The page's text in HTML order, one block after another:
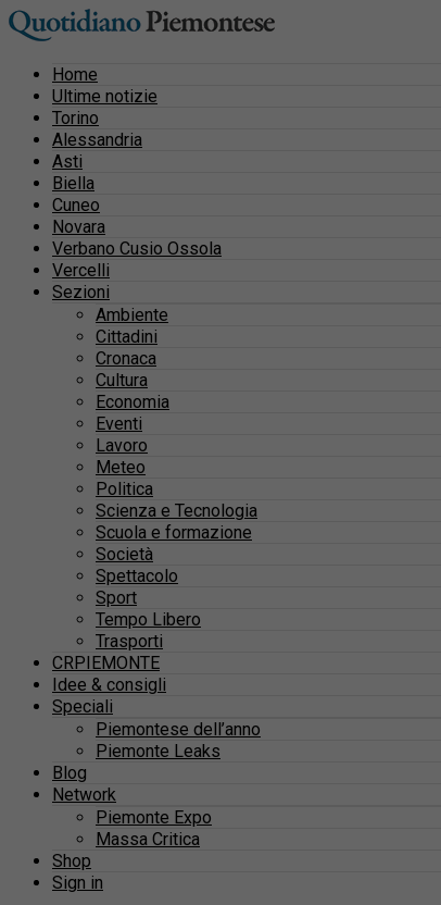
Home
Ultime notizie
Torino
Alessandria
Asti
Biella
Cuneo
Novara
Verbano Cusio Ossola
Vercelli
Sezioni
Ambiente
Cittadini
Cronaca
Cultura
Economia
Eventi
Lavoro
Meteo
Politica
Scienza e Tecnologia
Scuola e formazione
Società
Spettacolo
Sport
Tempo Libero
Trasporti
CRPIEMONTE
Idee & consigli
Speciali
Piemontese dell’anno
Piemonte Leaks
Blog
Network
Piemonte Expo
Massa Critica
Shop
Sign in